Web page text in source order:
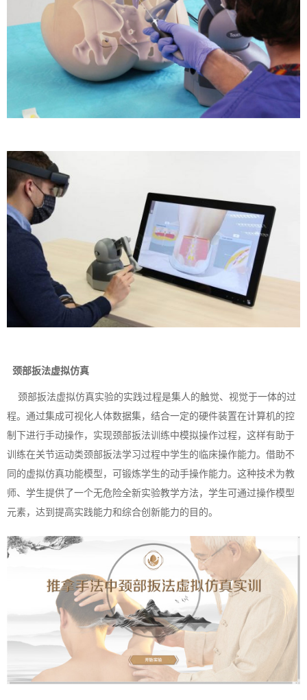
颈部扳法虚拟仿真
颈部扳法虚拟仿真实验的实践过程是集人的触觉、视觉于一体的过
程。通过集成可视化人体数据集，结合一定的硬件装置在计算机的控
制下进行手动操作，实现颈部扳法训练中模拟操作过程，这样有助于
训练在关节运动类颈部扳法学习过程中学生的临床操作能力。借助不
同的虚拟仿真功能模型，可锻炼学生的动手操作能力。这种技术为教
师、学生提供了一个无危险全新实验教学方法，学生可通过操作模型
元素，达到提高实践能力和综合创新能力的目的。